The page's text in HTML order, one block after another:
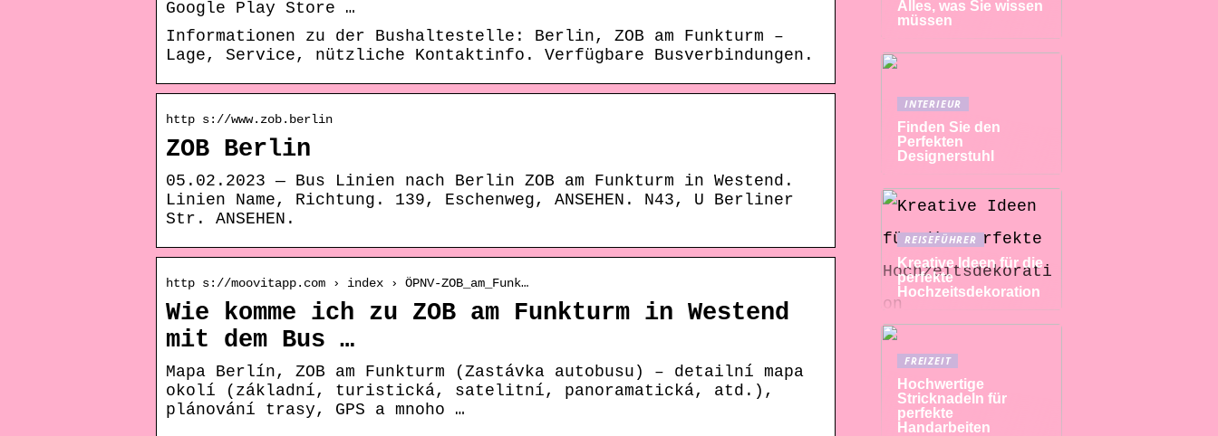
Google Play Store …
Informationen zu der Bushaltestelle: Berlin, ZOB am Funkturm –
Lage, Service, nützliche Kontaktinfo. Verfügbare Busverbindungen.
http s://www.zob.berlin
ZOB Berlin
05.02.2023 — Bus Linien nach Berlin ZOB am Funkturm in Westend.
Linien Name, Richtung. 139, Eschenweg, ANSEHEN. N43, U Berliner
Str. ANSEHEN.
http s://moovitapp.com › index › ÖPNV-ZOB_am_Funk…
Wie komme ich zu ZOB am Funkturm in Westend
mit dem Bus …
Mapa Berlín, ZOB am Funkturm (Zastávka autobusu) – detailní mapa
okolí (základní, turistická, satelitní, panoramatická, atd.),
plánování trasy, GPS a mnoho …
Alles, was Sie wissen
müssen
INTERIEUR
Finden Sie den
Perfekten
Designerstuhl
REISEFÜHRER
Kreative Ideen für die
perfekte
Hochzeitsdekoration
FREIZEIT
Hochwertige
Stricknadeln für
perfekte
Handarbeiten